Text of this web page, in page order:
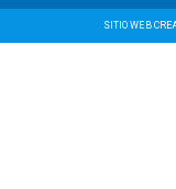
SITIO WEB